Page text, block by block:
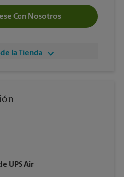
Con Nosotros
la Tienda
UPS Air